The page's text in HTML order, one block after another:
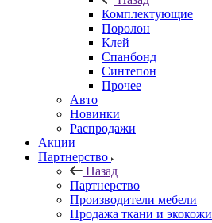
Комплектующие
Поролон
Клей
Спанбонд
Синтепон
Прочее
Авто
Новинки
Распродажи
Акции
Партнерство
Назад
Партнерство
Производители мебели
Продажа ткани и экокожи